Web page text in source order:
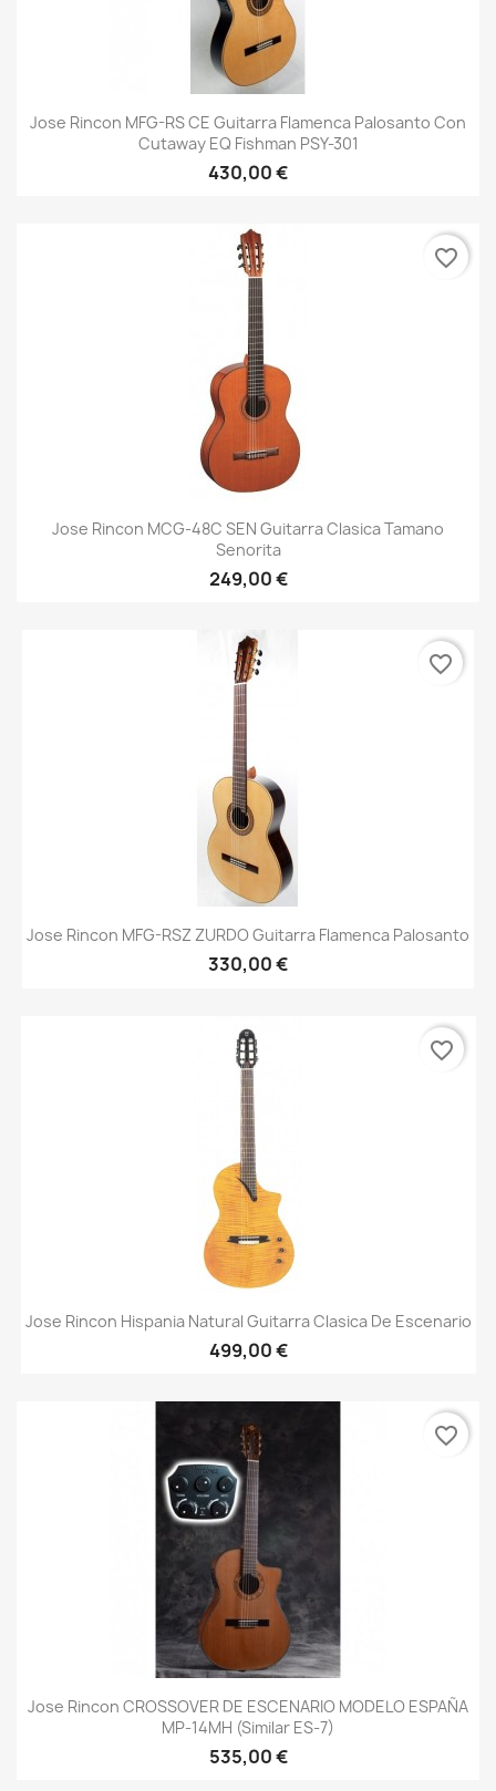
Jose Rincon MFG-RS CE Guitarra Flamenca Palosanto Con
Cutaway EQ Fishman PSY-301
430,00 €
Jose Rincon MCG-48C SEN Guitarra Clasica Tamano
Senorita
249,00 €
favorite_border
Jose Rincon MFG-RSZ ZURDO Guitarra Flamenca Palosanto
330,00 €
favorite_border
Jose Rincon Hispania Natural Guitarra Clasica De Escenario
499,00 €
favorite_border
Jose Rincon CROSSOVER DE ESCENARIO MODELO ESPAÑA
MP-14MH (Similar ES-7)
535,00 €
favorite_border